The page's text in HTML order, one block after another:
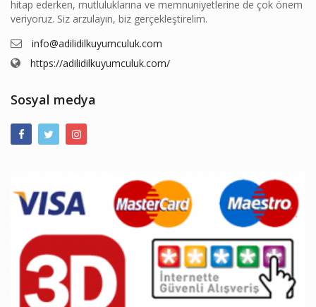
hitap ederken, mutluluklarına ve memnuniyetlerine de çok önem
veriyoruz. Siz arzulayın, biz gerçekleştirelim.
info@adilidilkuyumculuk.com
https://adilidilkuyumculuk.com/
Sosyal medya